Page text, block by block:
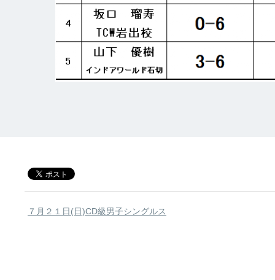
７月２１日(日)CD級男子シングルス